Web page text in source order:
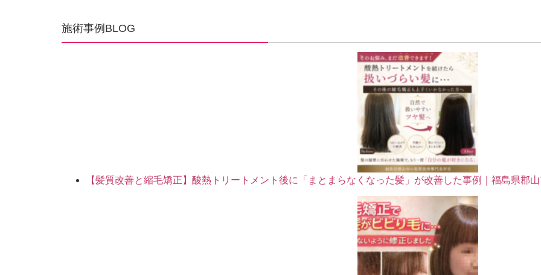
施術事例BLOG
【髪質改善と縮毛矯正】酸熱トリートメント後に「まとまらなくなった髪」が改善した事例｜福島県郡